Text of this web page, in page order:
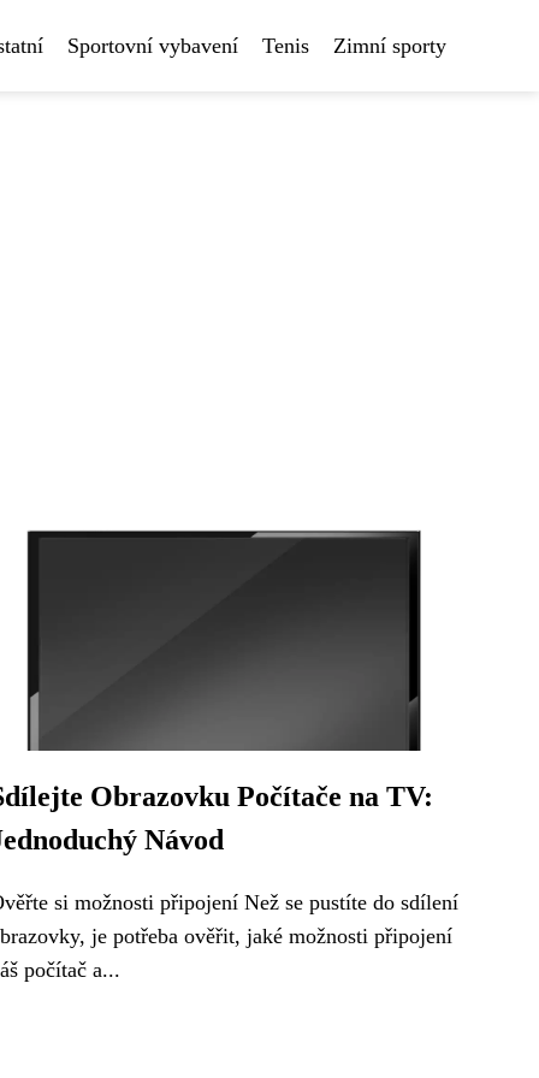
Sportovní vybavení Tenis Zimní sporty
Obrazovku Počítače na TV:
Návod
si možnosti připojení Než se pustíte do sdílení
je potřeba ověřit, jaké možnosti připojení
počítač a...